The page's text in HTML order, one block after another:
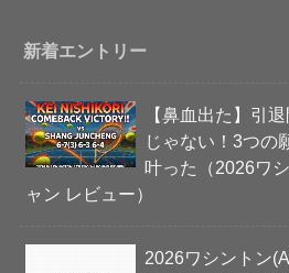
新着エントリー
【鼻血出た】引
じゃない！3つの
叶った（2026ワ
ャン レビュー）
2026ワシントン